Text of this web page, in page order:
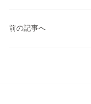
前の記事へ